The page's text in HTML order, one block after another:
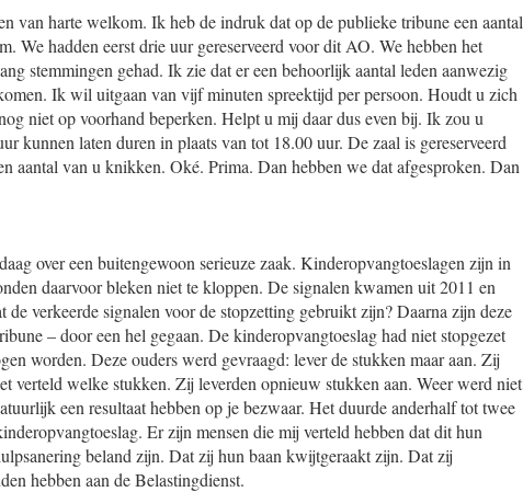
van harte welkom. Ik heb de indruk dat op de publieke tribune een aantal
We hadden eerst drie uur gereserveerd voor dit AO. We hebben het
stemmingen gehad. Ik zie dat er een behoorlijk aantal leden aanwezig
Ik wil uitgaan van vijf minuten spreektijd per persoon. Houdt u zich
niet op voorhand beperken. Helpt u mij daar dus even bij. Ik zou u
kunnen laten duren in plaats van tot 18.00 uur. De zaal is gereserveerd
aantal van u knikken. Oké. Prima. Dan hebben we dat afgesproken. Dan
over een buitengewoon serieuze zaak. Kinderopvangtoeslagen zijn in
daarvoor bleken niet te kloppen. De signalen kwamen uit 2011 en
verkeerde signalen voor de stopzetting gebruikt zijn? Daarna zijn deze
– door een hel gegaan. De kinderopvangtoeslag had niet stopgezet
worden. Deze ouders werd gevraagd: lever de stukken maar aan. Zij
verteld welke stukken. Zij leverden opnieuw stukken aan. Weer werd niet
een resultaat hebben op je bezwaar. Het duurde anderhalf tot twee
Er zijn mensen die mij verteld hebben dat dit hun
beland zijn. Dat zij hun baan kwijtgeraakt zijn. Dat zij
hebben aan de Belastingdienst.